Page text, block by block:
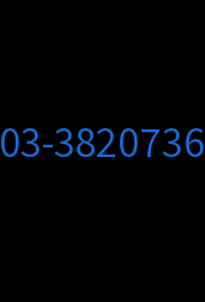
03-3820736